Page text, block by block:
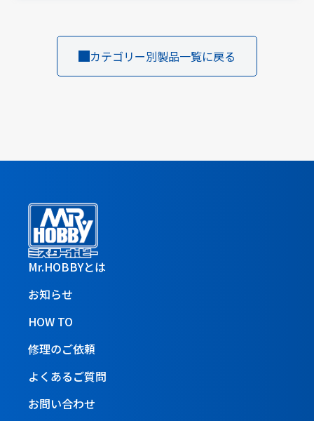
カテゴリー別製品一覧に戻る
Mr.HOBBYとは
お知らせ
HOW TO
修理のご依頼
よくあるご質問
お問い合わせ